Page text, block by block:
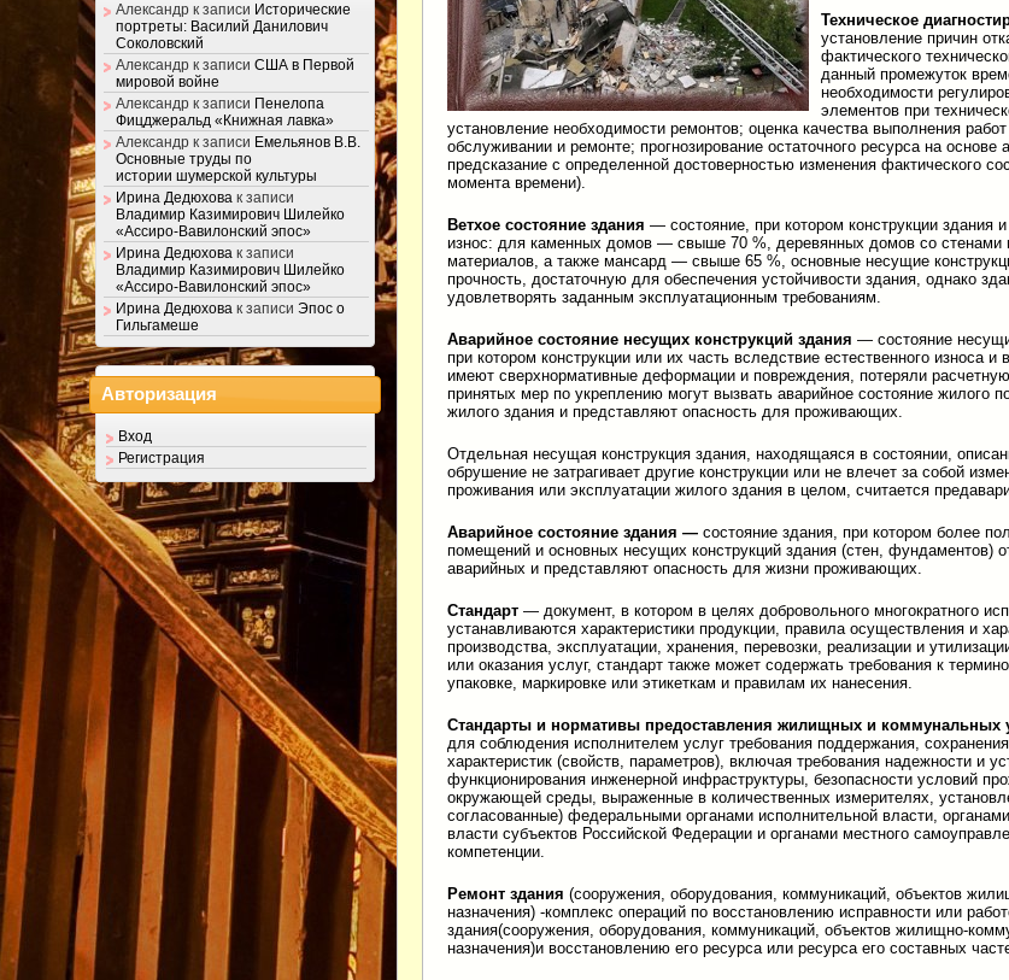
Техническое
установление причин
фактического
данный промежуток
необходимости
элементов при
установление необходимости ремонтов; оценка качества выполнения
обслуживании и ремонте; прогнозирование остаточного ресурса на основе
предсказание с определенной достоверностью изменения фактического
момента времени).
Ветхое состояние здания — состояние, при котором конструкции здания
износ: для каменных домов — свыше 70 %, деревянных домов со стенами
материалов, а также мансард — свыше 65 %, основные несущие
прочность, достаточную для обеспечения устойчивости здания, однако
удовлетворять заданным эксплуатационным требованиям.
Аварийное состояние несущих конструкций здания — состояние
при котором конструкции или их часть вследствие естественного износа и
имеют сверхнормативные деформации и повреждения, потеряли
принятых мер по укреплению могут вызвать аварийное состояние жилого
жилого здания и представляют опасность для проживающих.
Отдельная несущая конструкция здания, находящаяся в состоянии,
обрушение не затрагивает другие конструкции или не влечет за собой
проживания или эксплуатации жилого здания в целом, считается
Аварийное состояние здания — состояние здания, при котором более
помещений и основных несущих конструкций здания (стен, фундаментов)
аварийных и представляют опасность для жизни проживающих.
Стандарт — документ, в котором в целях добровольного многократного
устанавливаются характеристики продукции, правила осуществления и
производства, эксплуатации, хранения, перевозки, реализации и
или оказания услуг, стандарт также может содержать требования к
упаковке, маркировке или этикеткам и правилам их нанесения.
Стандарты и нормативы предоставления жилищных и коммунальных
для соблюдения исполнителем услуг требования поддержания,
характеристик (свойств, параметров), включая требования надежности и
функционирования инженерной инфраструктуры, безопасности условий
окружающей среды, выраженные в количественных измерителях,
согласованные) федеральными органами исполнительной власти,
власти субъектов Российской Федерации и органами местного
компетенции.
Ремонт здания (сооружения, оборудования, коммуникаций, объектов
назначения) -комплекс операций по восстановлению исправности или
здания(сооружения, оборудования, коммуникаций, объектов жилищно-
назначения)и восстановлению его ресурса или ресурса его составных
Александр к записи Исторические
портреты: Василий Данилович
Соколовский
Александр к записи США в Первой
мировой войне
Александр к записи Пенелопа
Фицджеральд «Книжная лавка»
Александр к записи Емельянов В.В.
Основные труды по
истории шумерской культуры
Ирина Дедюхова к записи
Владимир Казимирович Шилейко
«Ассиро-Вавилонский эпос»
Ирина Дедюхова к записи
Владимир Казимирович Шилейко
«Ассиро-Вавилонский эпос»
Ирина Дедюхова к записи Эпос о
Гильгамеше
Авторизация
Вход
Регистрация